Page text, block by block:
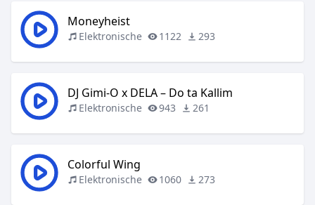
Moneyheist
Elektronische 1122 293
DJ Gimi-O x DELA – Do ta Kallim
Elektronische 943 261
Colorful Wing
Elektronische 1060 273